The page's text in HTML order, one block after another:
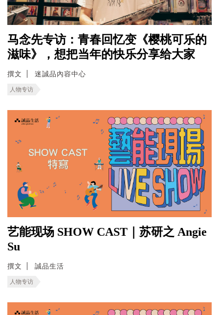
马念先专访：青春回忆变《樱桃可乐的
滋味》，想把当年的快乐分享给大家
撰文 迷誠品內容中心
人物专访
艺能现场 SHOW CAST｜苏研之 Angie
Su
撰文 誠品生活
人物专访